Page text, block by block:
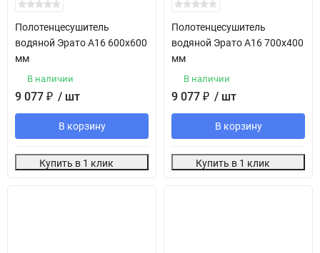
Полотенцесушитель
водяной Эрато А16 600х600
мм
В наличии
9 077 ₽ / шт
В корзину
Купить в 1 клик
Полотенцесушитель
водяной Эрато А16 700х400
мм
В наличии
9 077 ₽ / шт
В корзину
Купить в 1 клик